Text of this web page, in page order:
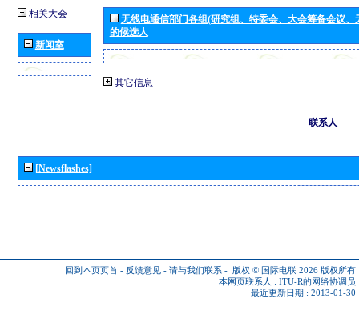
相关大会
新闻室
无线电通信部门各组(研究组、特委会、大会筹备会议
的候选人
其它信息
联系人
[Newsflashes]
回到本页页首 - 反馈意见 - 请与我们联系 - 版权 © 国际电联 2026 版权所有
本网页联系人 : ITU-R的网络协调员
最近更新日期 : 2013-01-30